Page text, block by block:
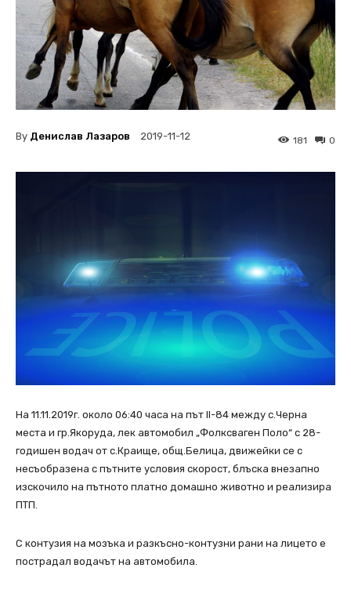
By Денислав Лазаров 2019-11-12 0
181
На 11.11.2019г. около 06:40 часа на път II-84 между с.Черна
места и гр.Якоруда, лек автомобил „Фолксваген Поло“ с 28-
годишен водач от с.Краище, общ.Белица, движейки се с
несъобразена с пътните условия скорост, блъска внезапно
изскочило на пътното платно домашно животно и реализира
ПТП.
С контузия на мозъка и разкъсно-контузни рани на лицето е
пострадал водачът на автомобила.